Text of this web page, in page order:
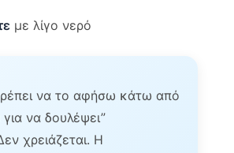
με λίγο νερό
να το αφήσω κάτω από
να δουλέψει”
χρειάζεται. Η